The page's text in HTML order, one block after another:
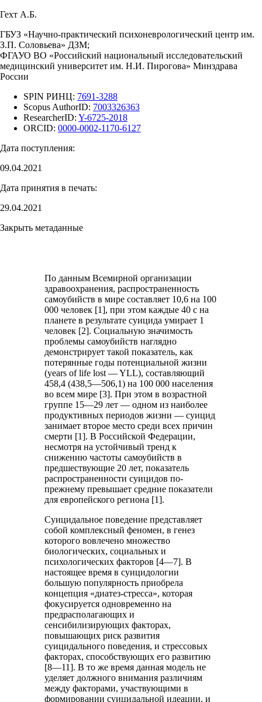
Гехт А.Б.
ГБУЗ «Научно-практический психоневрологический центр им.
З.П. Соловьева» ДЗМ;
ФГАУО ВО «Российский национальный исследовательский
медицинский университет им. Н.И. Пирогова» Минздрава
России
SPIN РИНЦ: 7691-3288
Scopus AuthorID: 7003326363
ResearcherID: Y-6725-2018
ORCID: 0000-0002-1170-6127
Дата поступления:
09.04.2021
Дата принятия в печать:
29.04.2021
Закрыть метаданные
По данным Всемирной организации
здравоохранения, распространенность
самоубийств в мире составляет 10,6 на 100
000 человек [1], при этом каждые 40 с на
планете в результате суицида умирает 1
человек [2]. Социальную значимость
проблемы самоубийств наглядно
демонстрирует такой показатель, как
потерянные годы потенциальной жизни
(years of life lost — YLL), составляющий
458,4 (438,5—506,1) на 100 000 населения
во всем мире [3]. При этом в возрастной
группе 15—29 лет — одном из наиболее
продуктивных периодов жизни — суицид
занимает второе место среди всех причин
смерти [1]. В Российской Федерации,
несмотря на устойчивый тренд к
снижению частоты самоубийств в
предшествующие 20 лет, показатель
распространенности суицидов по-
прежнему превышает средние показатели
для европейского региона [1].
Суицидальное поведение представляет
собой комплексный феномен, в генез
которого вовлечено множество
биологических, социальных и
психологических факторов [4—7]. В
настоящее время в суицидологии
большую популярность приобрела
концепция «диатез-стресса», которая
фокусируется одновременно на
предрасполагающих и
сенсибилизирующих факторах,
повышающих риск развития
суицидального поведения, и стрессовых
факторах, способствующих его развитию
[8—11]. В то же время данная модель не
уделяет должного внимания различиям
между факторами, участвующими в
формировании суицидальной идеации, и